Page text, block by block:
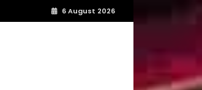
6 August 2026